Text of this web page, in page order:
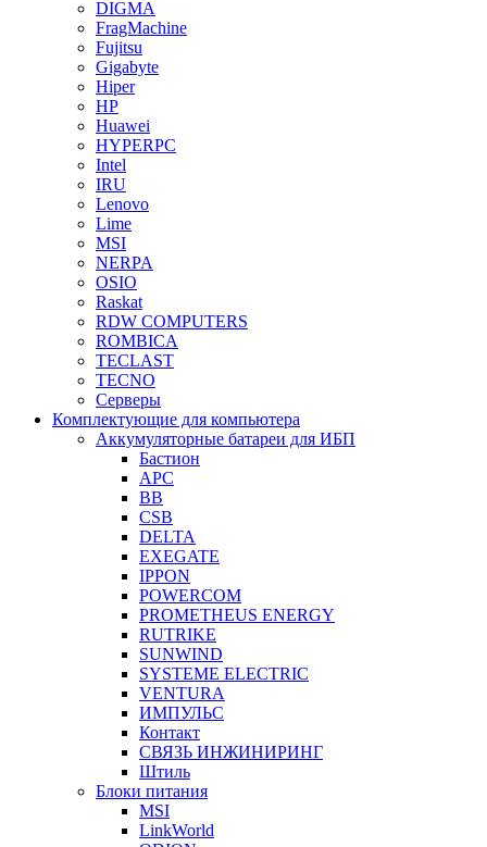
DIGMA
FragMachine
Fujitsu
Gigabyte
Hiper
HP
Huawei
HYPERPC
Intel
IRU
Lenovo
Lime
MSI
NERPA
OSIO
Raskat
RDW COMPUTERS
ROMBICA
TECLAST
TECNO
Серверы
Комплектующие для компьютера
Аккумуляторные батареи для ИБП
Бастион
APC
BB
CSB
DELTA
EXEGATE
IPPON
POWERCOM
PROMETHEUS ENERGY
RUTRIKE
SUNWIND
SYSTEME ELECTRIC
VENTURA
ИМПУЛЬС
Контакт
СВЯЗЬ ИНЖИНИРИНГ
Штиль
Блоки питания
MSI
LinkWorld